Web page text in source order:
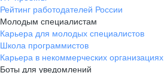
Рейтинг работодателей России
Молодым специалистам
Карьера для молодых специалистов
Школа программистов
Карьера в некоммерческих организациях
Боты для уведомлений